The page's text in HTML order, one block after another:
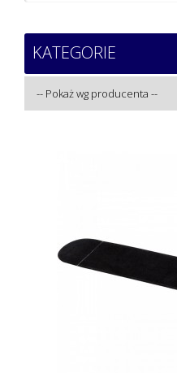
KATEGORIE